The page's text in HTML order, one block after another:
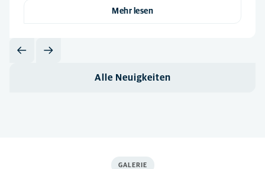
Mehr lesen
Alle Neuigkeiten
GALERIE